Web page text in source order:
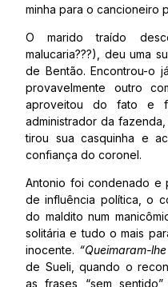
minha para o cancioneiro
O marido traído
malucaria???), deu uma
de Bentão. Encontrou-o
provavelmente outro
aproveitou do fato e
administrador da
tirou sua casquinha e
confiança do coronel.
Antonio foi condenado e
de influência política, o
do maldito num
solitária e tudo o mais
inocente. “Queimaram-
de Sueli, quando o
as frases “sem